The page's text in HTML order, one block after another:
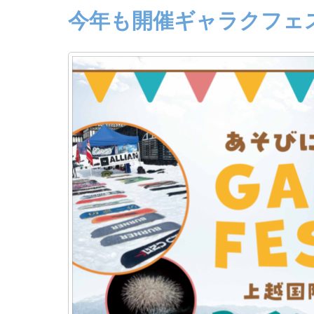
今年も開催ギャラクフェ